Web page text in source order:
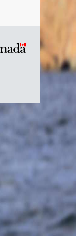
Symbole
Canada